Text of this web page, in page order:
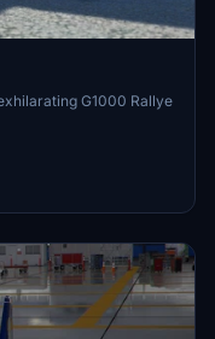
G1000 Rallye